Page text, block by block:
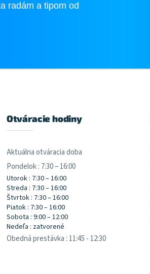
radám a tipom od
Otváracie hodiny
Aktuálna otváracia doba
Pondelok : 7:30 – 16:00
Utorok : 7:30 – 16:00
Streda : 7:30 – 16:00
Štvrtok : 7:30 – 16:00
Piatok : 7:30 – 16:00
Sobota : 9:00 – 12:00
Nedeľa : zatvorené
Obedná prestávka : 11:45 - 12:30